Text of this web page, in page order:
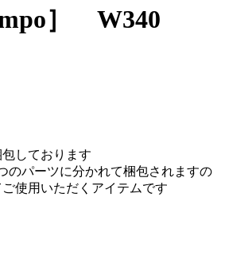
］ W340
しております
のパーツに分かれて梱包されますの
使用いただくアイテムです